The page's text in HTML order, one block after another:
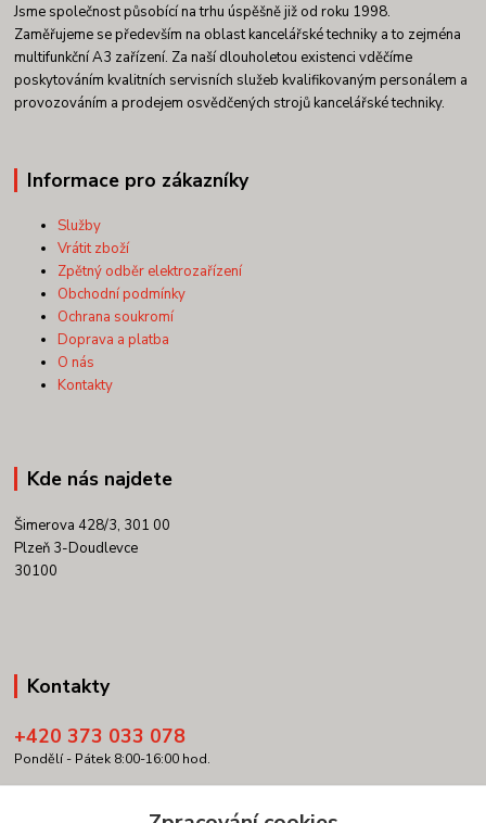
Jsme společnost působící na trhu úspěšně již od roku 1998.
Zaměřujeme se především na oblast kancelářské techniky a to zejména
multifunkční A3 zařízení. Za naší dlouholetou existenci vděčíme
poskytováním kvalitních servisních služeb kvalifikovaným personálem a
provozováním a prodejem osvědčených strojů kancelářské techniky.
Informace pro zákazníky
Služby
Vrátit zboží
Zpětný odběr elektrozařízení
Obchodní podmínky
Ochrana soukromí
Doprava a platba
O nás
Kontakty
Kde nás najdete
Šimerova 428/3, 301 00
Plzeň 3-Doudlevce
30100
Kontakty
+420 373 033 078
Pondělí - Pátek 8:00-16:00 hod.